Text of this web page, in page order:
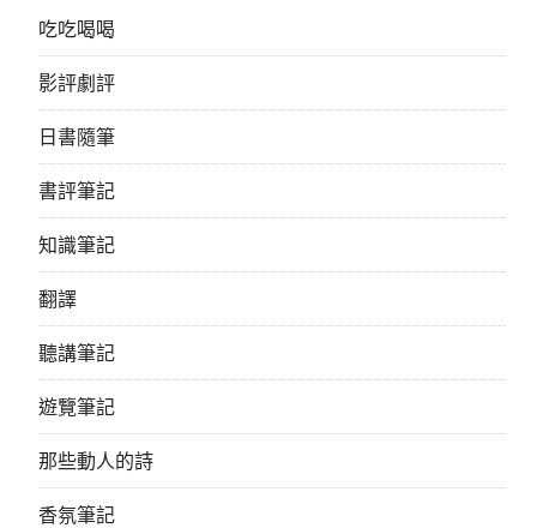
吃吃喝喝
影評劇評
日書隨筆
書評筆記
知識筆記
翻譯
聽講筆記
遊覽筆記
那些動人的詩
香氛筆記